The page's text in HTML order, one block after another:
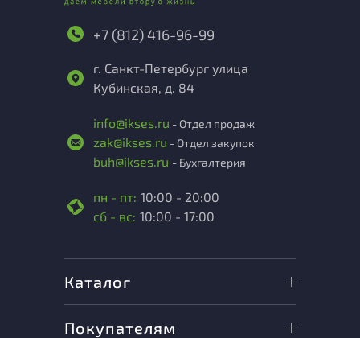
+7 (812) 416-96-99
г. Санкт-Петербург улица
Кубинская, д. 84
info@ikses.ru - Отдел продаж
zak@ikses.ru - Отдел закупок
buh@ikses.ru - Бухгалтерия
пн - пт: 10:00 - 20:00
сб - вс: 10:00 - 17:00
Каталог
Покупателям